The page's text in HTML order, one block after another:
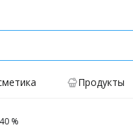
Продукты
%